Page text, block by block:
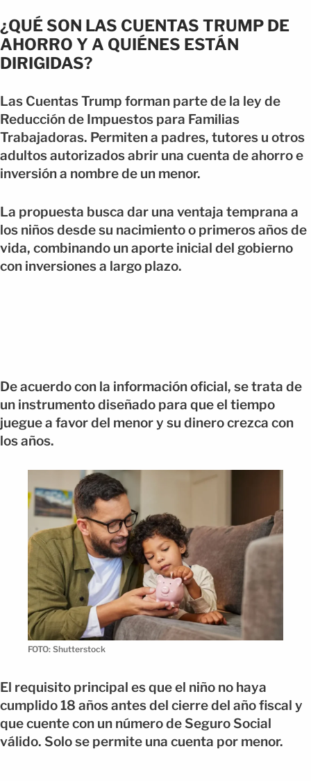
¿QUÉ SON LAS CUENTAS TRUMP DE
AHORRO Y A QUIÉNES ESTÁN
DIRIGIDAS?
Las Cuentas Trump forman parte de la ley de
Reducción de Impuestos para Familias
Trabajadoras. Permiten a padres, tutores u otros
adultos autorizados abrir una cuenta de ahorro e
inversión a nombre de un menor.
La propuesta busca dar una ventaja temprana a
los niños desde su nacimiento o primeros años de
vida, combinando un aporte inicial del gobierno
con inversiones a largo plazo.
De acuerdo con la información oficial, se trata de
un instrumento diseñado para que el tiempo
juegue a favor del menor y su dinero crezca con
los años.
FOTO: Shutterstock
El requisito principal es que el niño no haya
cumplido 18 años antes del cierre del año fiscal y
que cuente con un número de Seguro Social
válido. Solo se permite una cuenta por menor.